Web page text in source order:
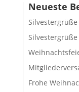
Neueste
Frohe